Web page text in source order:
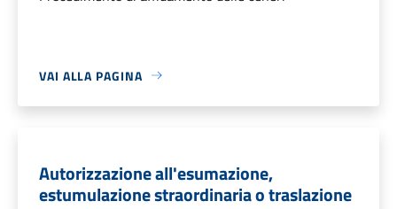
VAI ALLA PAGINA
Autorizzazione all'esumazione,
estumulazione straordinaria o traslazione